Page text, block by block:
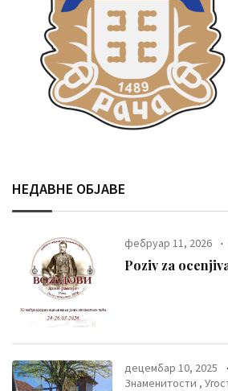
НЕДАВНЕ ОБЈАВЕ
фебруар 11, 2026
Poziv za
децембар 10, 2025
Знаменитости ,